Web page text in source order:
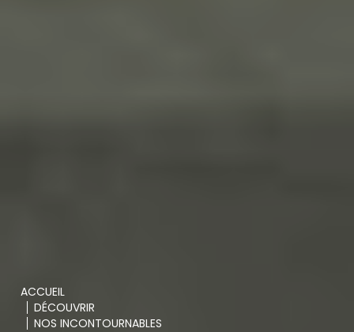
ACCUEIL
DÉCOUVRIR
NOS INCONTOURNABLES